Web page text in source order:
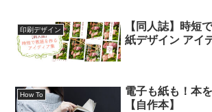
印刷デザイン
【同人誌】時短
紙デザイン アイ
How To
電子も紙も！本
【自作本】